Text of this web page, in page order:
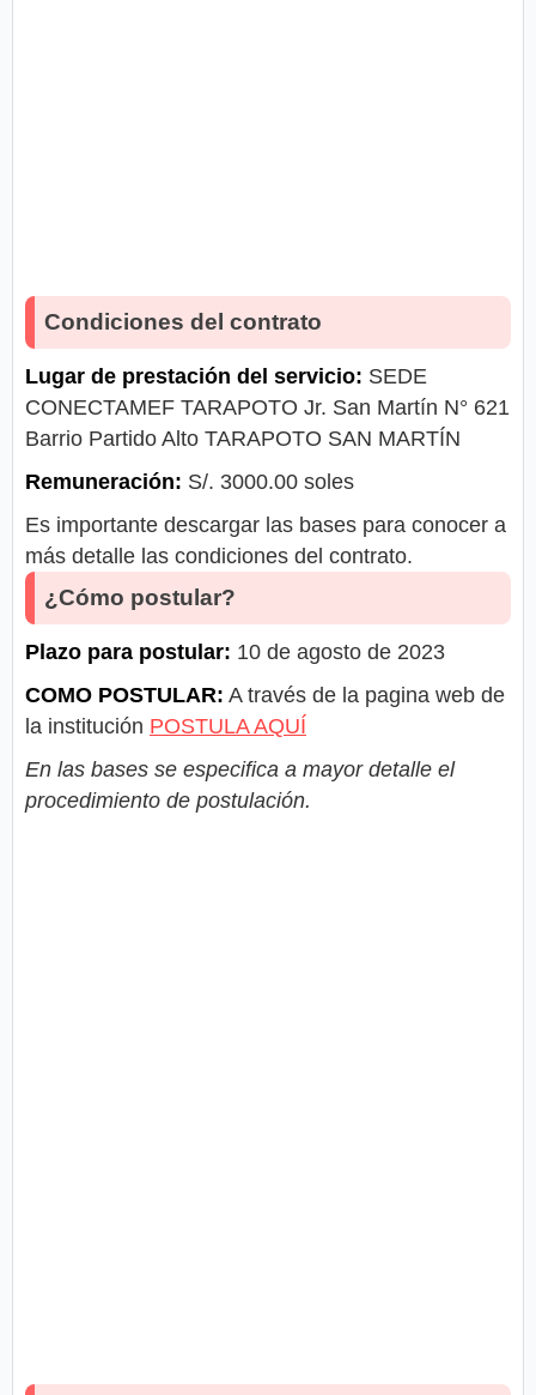
Condiciones del contrato
Lugar de prestación del servicio: SEDE
CONECTAMEF TARAPOTO Jr. San Martín N° 621
Barrio Partido Alto TARAPOTO SAN MARTÍN
Remuneración: S/. 3000.00 soles
Es importante descargar las bases para conocer a
más detalle las condiciones del contrato.
¿Cómo postular?
Plazo para postular: 10 de agosto de 2023
COMO POSTULAR: A través de la pagina web de
la institución POSTULA AQUÍ
En las bases se especifica a mayor detalle el
procedimiento de postulación.